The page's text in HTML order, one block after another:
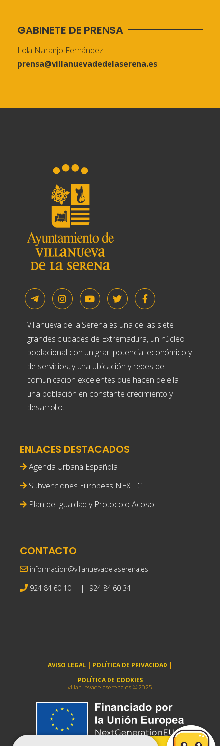
GABINETE DE PRENSA
Lola Naranjo Fernández
prensa@villanuevadedelaserena.es
Villanueva de la Serena es una de las siete
grandes ciudades de Extremadura, un núcleo
poblacional con un gran potencial económico y
de servicios, y una ubicación y redes de
comunicacion excelentes que hacen de ella
una población en constante crecimiento y
desarrollo.
ENLACES DESTACADOS
Agenda Urbana Española
Subvenciones Europeas NEXT G
Plan de Igualdad y Protocolo Acoso
CONTACTO
informacion@villanuevadelaserena.es
924 84 60 10 | 924 84 60 34
AVISO LEGAL | POLÍTICA DE PRIVACIDAD |
POLÍTICA DE COOKIES
villanuevadelaserena.es © 2025